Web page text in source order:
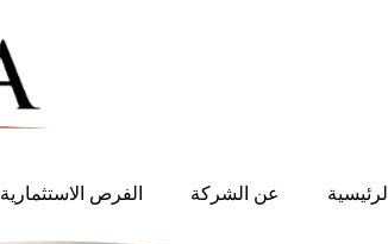
الرئيسية عن الشركة الفرص الاستثمارية